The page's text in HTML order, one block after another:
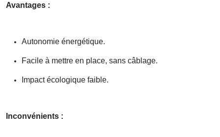
Avantages :
Autonomie énergétique.
Facile à mettre en place, sans câblage.
Impact écologique faible.
Inconvénients :